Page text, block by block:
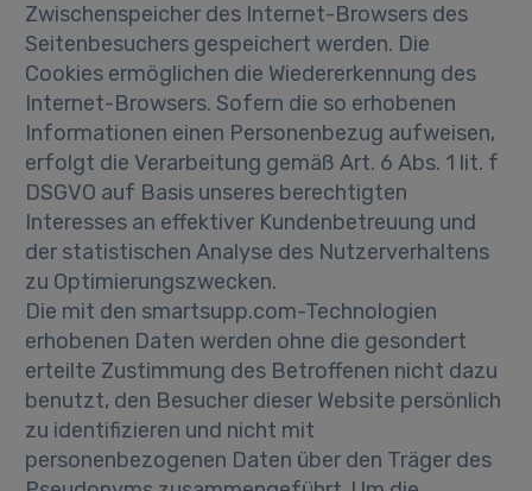
Zwischenspeicher des Internet-Browsers des
Seitenbesuchers gespeichert werden. Die
Cookies ermöglichen die Wiedererkennung des
Internet-Browsers. Sofern die so erhobenen
Informationen einen Personenbezug aufweisen,
erfolgt die Verarbeitung gemäß Art. 6 Abs. 1 lit. f
DSGVO auf Basis unseres berechtigten
Interesses an effektiver Kundenbetreuung und
der statistischen Analyse des Nutzerverhaltens
zu Optimierungszwecken.
Die mit den smartsupp.com-Technologien
erhobenen Daten werden ohne die gesondert
erteilte Zustimmung des Betroffenen nicht dazu
benutzt, den Besucher dieser Website persönlich
zu identifizieren und nicht mit
personenbezogenen Daten über den Träger des